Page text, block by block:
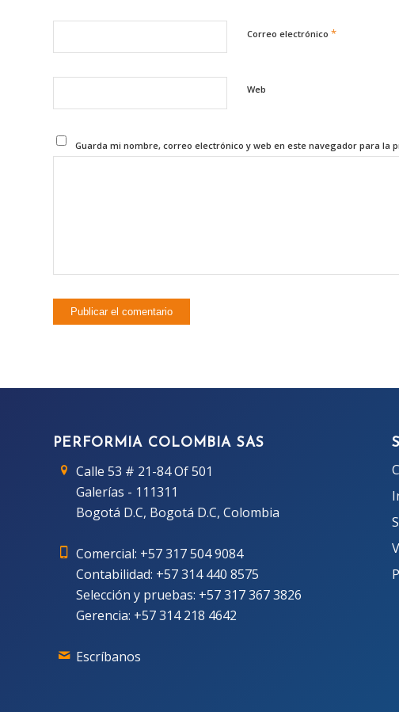
Correo electrónico *
Web
Guarda mi nombre, correo electrónico y web en este navegador para la
PERFORMIA COLOMBIA SAS
Calle 53 # 21-84 Of 501
Galerías - 111311
Bogotá D.C, Bogotá D.C, Colombia
Comercial: +57 317 504 9084
Contabilidad: +57 314 440 8575
Selección y pruebas: +57 317 367 3826
Gerencia: +57 314 218 4642
Escríbanos